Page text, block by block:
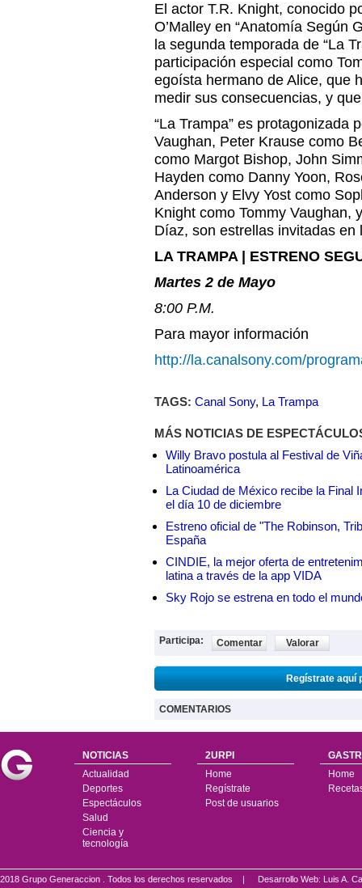
El actor T.R. Knight, conocido
O’Malley en “Anatomía Según
la segunda temporada de “La
participación especial como
egoísta hermano de Alice, que
medir sus consecuencias, y
“La Trampa” es protagonizada
Vaughan, Peter Krause como
como Margot Bishop, John
Hayden como Danny Yoon,
Anderson y Elvy Yost como
Knight como Tommy Vaughan,
Díaz, son estrellas invitadas en
LA TRAMPA | ESTRENO
Martes 2 de Mayo
8:00 P.M.
Para mayor información
http://la.canalsony.com/
TAGS: Canal Sony, La Trampa
MÁS NOTICIAS DE
Willy Bravo postula al Festival de
Latinoamérica
La Ciudad de México recibe la Final
el día 10 de diciembre
Estreno oficial de "The Robinson,
España
CINDIE, la mejor oferta de
latina a través de la app VIDA
Sky Rojo se estrena en todo el
Participa: Comentar Valorar
Regístrate aquí
COMENTARIOS
NOTICIAS
Actualidad
Deportes
Espectáculos
Salud
Ciencia y
tecnología
2URPI
Home
Regístrate
Post de usuarios
Home
2018 Grupo Generaccion . Todos los derechos reservados | Desarrollo Web: Luis